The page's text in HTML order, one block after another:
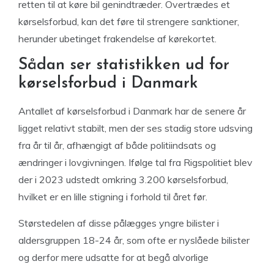
retten til at køre bil genindtræder. Overtrædes et
kørselsforbud, kan det føre til strengere sanktioner,
herunder ubetinget frakendelse af kørekortet.
Sådan ser statistikken ud for
kørselsforbud i Danmark
Antallet af kørselsforbud i Danmark har de senere år
ligget relativt stabilt, men der ses stadig store udsving
fra år til år, afhængigt af både politiindsats og
ændringer i lovgivningen. Ifølge tal fra Rigspolitiet blev
der i 2023 udstedt omkring 3.200 kørselsforbud,
hvilket er en lille stigning i forhold til året før.
Størstedelen af disse pålægges yngre bilister i
aldersgruppen 18-24 år, som ofte er nyslåede bilister
og derfor mere udsatte for at begå alvorlige